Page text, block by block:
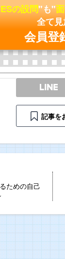
ESの設問"も"
全て
会員登
記事を
ための自己